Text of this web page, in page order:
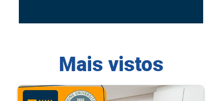
Mais vistos